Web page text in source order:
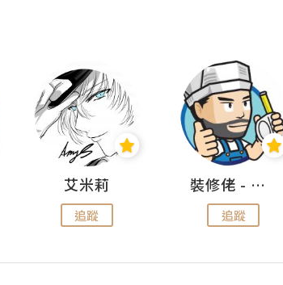
艾米莉
追蹤
裝修佬 - 香港一站式網上裝修平台
追蹤